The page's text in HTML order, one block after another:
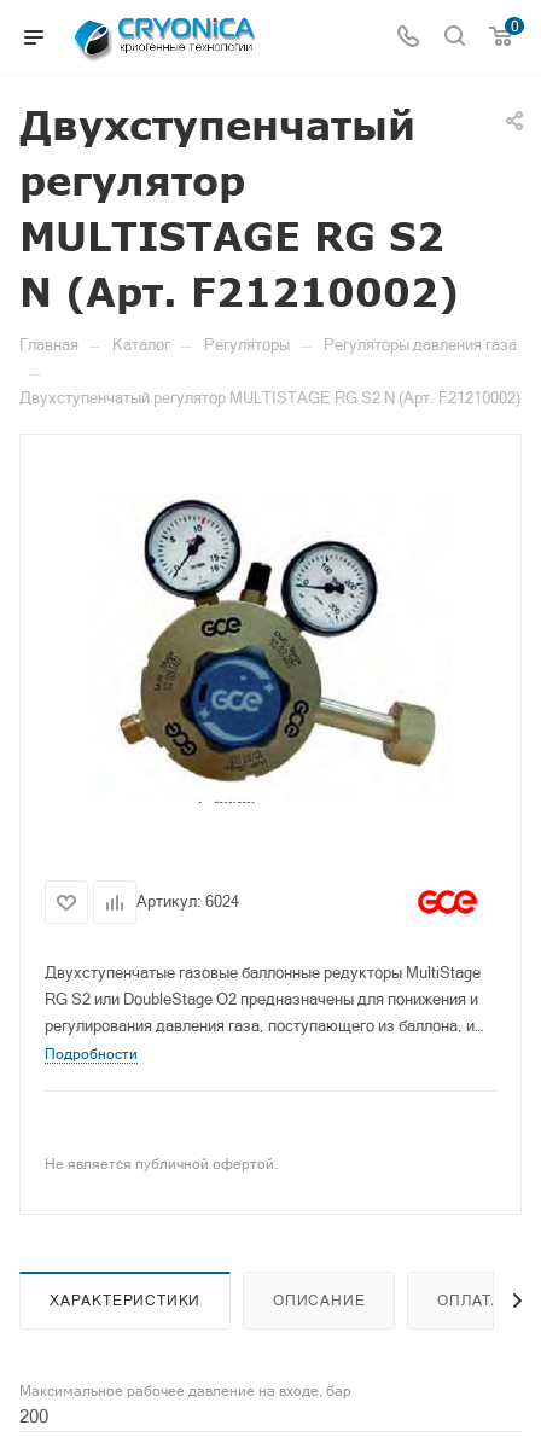
0
Двухступенчатый
регулятор
MULTISTAGE RG S2
N (Арт. F21210002)
Главная — Каталог — Регуляторы — Регуляторы давления газа
—
Двухступенчатый регулятор MULTISTAGE RG S2 N (Арт. F21210002)
Артикул: 6024
Двухступенчатые газовые баллонные редукторы MultiStage
RG S2 или DoubleStage O2 предназначены для понижения и
регулирования давления газа, поступающего из баллона, и
автоматического поддержания постоянным заданного
Подробности
Не является публичной офертой.
ХАРАКТЕРИСТИКИ ОПИСАНИЕ ОПЛАТА
Максимальное рабочее давление на входе, бар
200